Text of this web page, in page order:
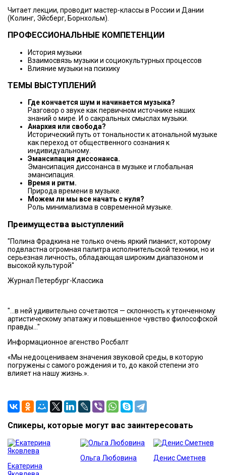
Читает лекции, проводит мастер-классы в России и Дании
(Колинг, Эйсберг, Борнхольм).
ПРОФЕССИОНАЛЬНЫЕ КОМПЕТЕНЦИИ
История музыки
Взаимосвязь музыки и социокультурных процессов
Влияние музыки на психику
ТЕМЫ ВЫСТУПЛЕНИЙ
Где кончается шум и начинается музыка?
Разговор о звуке как первичном источнике наших
знаний о мире. И о сакральных смыслах музыки.
Анархия или свобода?
Исторический путь от тональности к атональной музыке
как переход от общественного сознания к
индивидуальному.
Эмансипация диссонанса.
Эмансипация диссонанса в музыке и глобальная
эмансипация.
Время и ритм.
Природа времени в музыке.
Можем ли мы все начать с нуля?
Роль минимализма в современной музыке.
Преимущества выступлений
"Полина Фрадкина не только очень яркий пианист, которому
подвластна огромная палитра исполнительской техники, но и
серьезная личность, обладающая широким диапазоном и
высокой культурой"
Журнал Петербург-Классика
"...в ней удивительно сочетаются — склонность к утонченному
артистическому эпатажу и повышенное чувство философской
правды…"
Информационное агенство Росбалт
«Мы недооцениваем значения звуковой среды, в которую
погружены с самого рождения и то, до какой степени это
влияет на нашу жизнь.».
Спикеры, которые могут вас заинтересовать
Екатерина
Ольга Любовина Денис Сметнев